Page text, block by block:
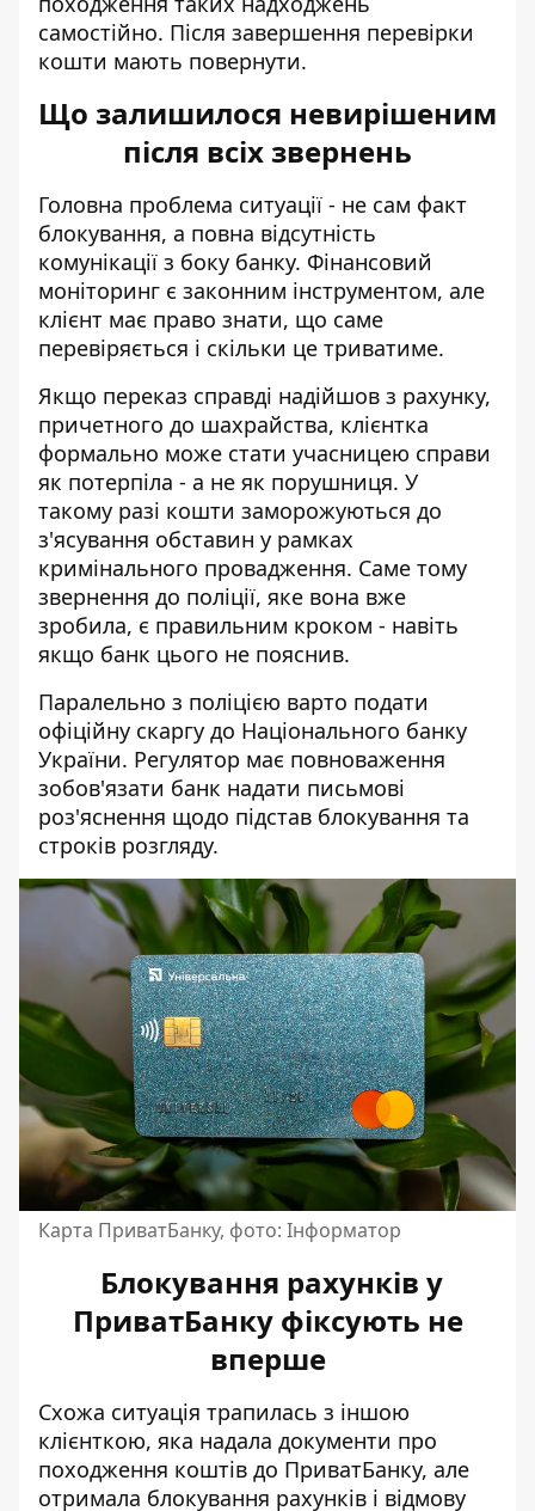
самостійно. Після завершення перевірки
кошти мають повернути.
Що залишилося невирішеним
після всіх звернень
Головна проблема ситуації - не сам факт
блокування, а повна відсутність
комунікації з боку банку. Фінансовий
моніторинг є законним інструментом, але
клієнт має право знати, що саме
перевіряється і скільки це триватиме.
Якщо переказ справді надійшов з рахунку,
причетного до шахрайства, клієнтка
формально може стати учасницею справи
як потерпіла - а не як порушниця. У
такому разі кошти заморожуються до
з'ясування обставин у рамках
кримінального провадження. Саме тому
звернення до поліції, яке вона вже
зробила, є правильним кроком - навіть
якщо банк цього не пояснив.
Паралельно з поліцією варто подати
офіційну скаргу до Національного банку
України. Регулятор має повноваження
зобов'язати банк надати письмові
роз'яснення щодо підстав блокування та
строків розгляду.
Карта ПриватБанку, фото: Інформатор
Блокування рахунків у
ПриватБанку фіксують не
вперше
Схожа ситуація трапилась з іншою
клієнткою, яка надала документи про
походження коштів до ПриватБанку, але
отримала блокування рахунків і відмову